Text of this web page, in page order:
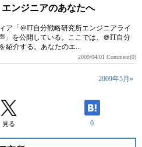
ンジニアのあなたへ
ア「＠IT自分戦略研究所エンジニアライ
」を公開している。ここでは、＠IT自分
紹介する。あなたのエ...
2009/04/01 Comment(0)
2009年5月»
見る 0